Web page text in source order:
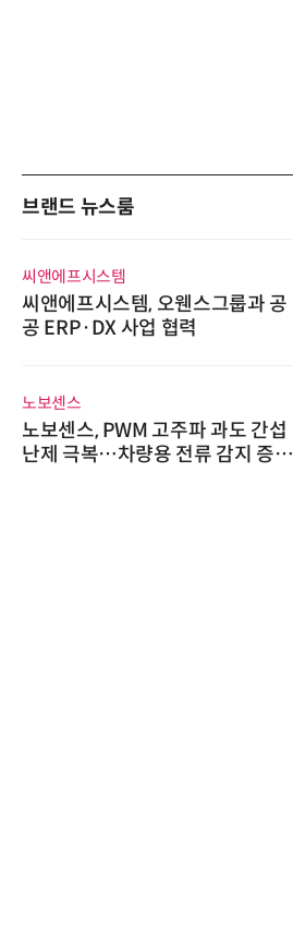
브랜드 뉴스룸
씨앤에프시스템
씨앤에프시스템, 오웬스그룹과 공
공 ERP·DX 사업 협력
노보센스
노보센스, PWM 고주파 과도 간섭
난제 극복…차량용 전류 감지 증폭